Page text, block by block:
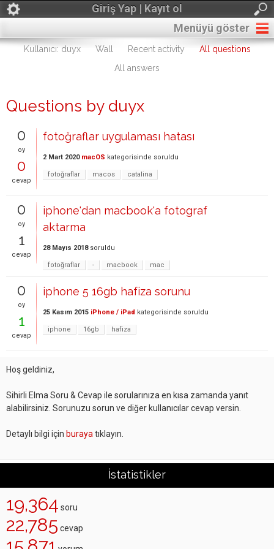
Giriş Yap | Kayıt ol
Menüyü göster
Kullanıcı: duyx Wall Recent activity
All questions
All answers
Questions by duyx
0
oy
0
cevap
fotoğraflar uygulaması hatası
2 Mart 2020 macOS kategorisinde soruldu
fotoğraflar macos catalina
0
oy
1
cevap
iphone'dan macbook'a fotograf
aktarma
28 Mayıs 2018 soruldu
fotoğraflar - macbook mac
0
oy
1
cevap
iphone 5 16gb hafiza sorunu
25 Kasım 2015 iPhone / iPad kategorisinde soruldu
iphone 16gb hafiza
Hoş geldiniz,
Sihirli Elma Soru & Cevap ile sorularınıza en kısa zamanda yanıt
alabilirsiniz. Sorunuzu sorun ve diğer kullanıcılar cevap versin.
Detaylı bilgi için buraya tıklayın.
İstatistikler
19,364 soru
22,785 cevap